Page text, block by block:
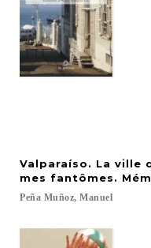
Valparaíso. La ville
mes fantômes.
Peña Muñoz, Manuel